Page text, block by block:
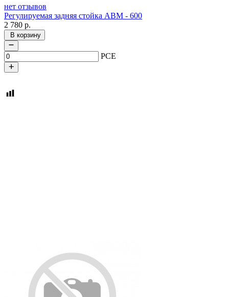
нет отзывов
Регулируемая задняя стойка АВМ - 600
2 780 р.
В корзину
PCE